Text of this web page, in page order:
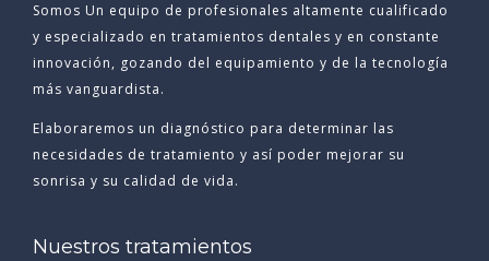
Somos Un equipo de profesionales altamente cualificado
y especializado en tratamientos dentales y en constante
innovación, gozando del equipamiento y de la tecnología
más vanguardista.
Elaboraremos un diagnóstico para determinar las
necesidades de tratamiento y así poder mejorar su
sonrisa y su calidad de vida.
Nuestros tratamientos